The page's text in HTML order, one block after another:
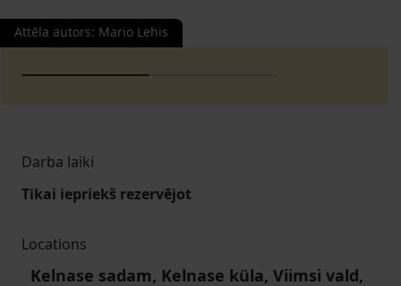
Attēla autors: Mario Lehis
Darba laiki
Tikai iepriekš rezervējot
Locations
Kelnase sadam, Kelnase küla, Viimsi vald,